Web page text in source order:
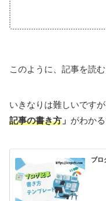
このように、記事を読
いきなりは難しいです
記事の書き方 」 がわかる
ブロ